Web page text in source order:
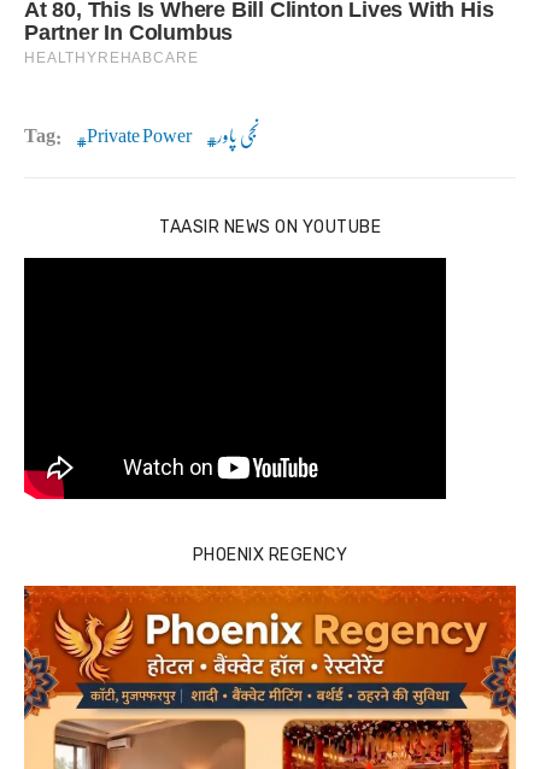
Tag: Private Power نجی پاور
TAASIR NEWS ON YOUTUBE
PHOENIX REGENCY